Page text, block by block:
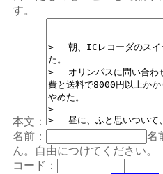
す。
本文：
名前：
名
ん。自由につけてください。
コード：